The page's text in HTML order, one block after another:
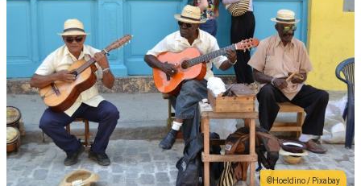
Hoeldino / Pixabay